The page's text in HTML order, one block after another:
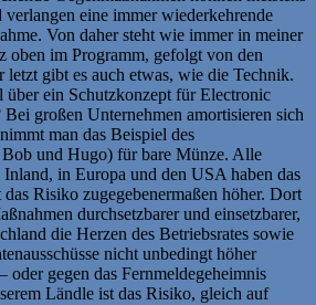
eine immer wiederkehrende
Von daher steht wie immer in meiner
oben im Programm, gefolgt von den
letzt gibt es auch etwas, wie die Technik.
ein Schutzkonzept für Electronic
großen Unternehmen amortisieren sich
man das Beispiel des
und Hugo) für bare Münze. Alle
in Europa und den USA haben das
Risiko zugegebenermaßen höher. Dort
durchsetzbarer und einsetzbarer,
die Herzen des Betriebsrates sowie
nicht unbedingt höher
oder gegen das Fernmeldegeheimnis
Ländle ist das Risiko, gleich auf